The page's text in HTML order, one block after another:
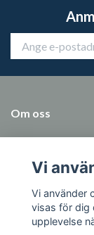
Om oss
Läs mer
Vi
Vi använder
visas för dig
upplevelse